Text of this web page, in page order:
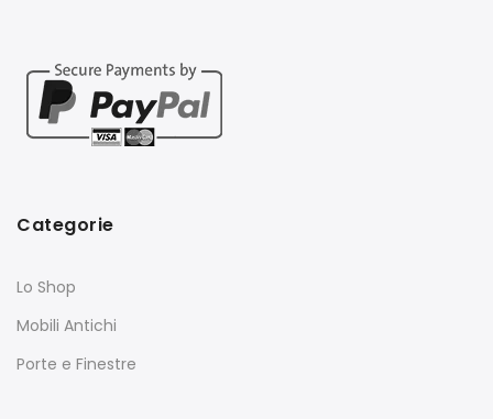
Categorie
Lo Shop
Mobili Antichi
Porte e Finestre